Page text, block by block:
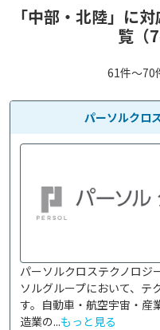
「中部・北陸」に
覧（
61件〜70
パーソルクロ
パーソルクロステクノロジ
ソルグループにおいて、テ
す。自動車・航空宇宙・産
造業の...もっと見る